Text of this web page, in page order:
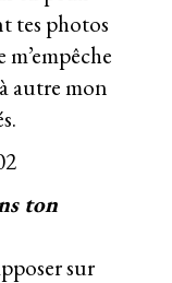
tes photos
autre mon
ton
sur